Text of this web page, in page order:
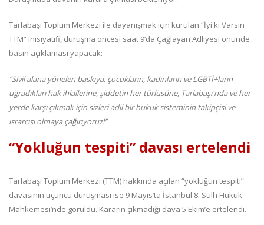
Tarlabaşı Toplum Merkezi ile dayanışmak için kurulan “İyi ki Varsın
TTM” inisiyatifi, duruşma öncesi saat 9’da Çağlayan Adliyesi önünde
basın açıklaması yapacak:
“Sivil alana yönelen baskıya, çocukların, kadınların ve LGBTİ+ların
uğradıkları hak ihlallerine, şiddetin her türlüsüne, Tarlabaşı'nda ve her
yerde karşı çıkmak için sizleri adil bir hukuk sisteminin takipçisi ve
ısrarcısı olmaya çağırıyoruz!”
“Yokluğun tespiti” davası ertelendi
Tarlabaşı Toplum Merkezi (TTM) hakkında açılan “yokluğun tespiti”
davasının üçüncü duruşması ise 9 Mayıs’ta İstanbul 8. Sulh Hukuk
Mahkemesi’nde görüldü. Kararın çıkmadığı dava 5 Ekim’e ertelendi.